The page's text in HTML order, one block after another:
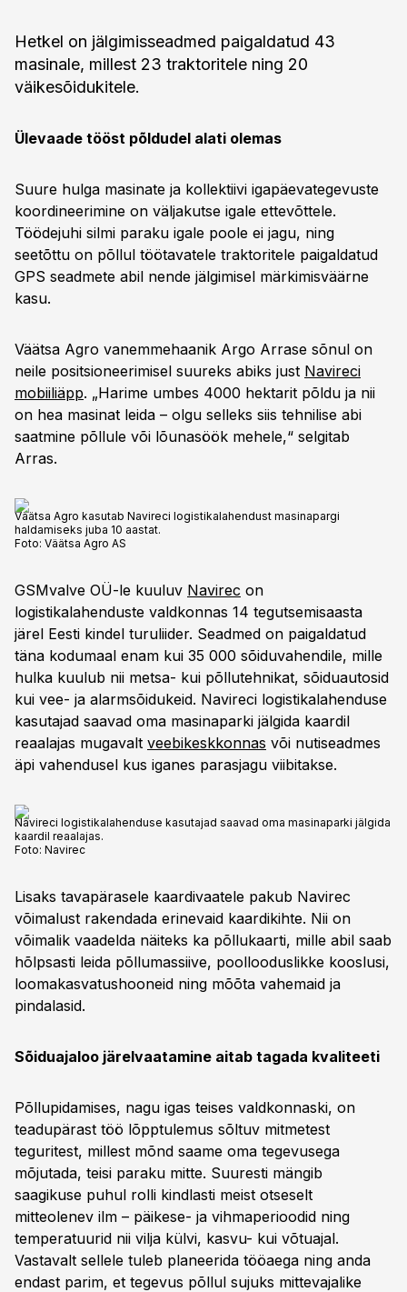
Hetkel on jälgimisseadmed paigaldatud 43
masinale, millest 23 traktoritele ning 20
väikesõidukitele.
Ülevaade tööst põldudel alati olemas
Suure hulga masinate ja kollektiivi igapäevategevuste
koordineerimine on väljakutse igale ettevõttele.
Töödejuhi silmi paraku igale poole ei jagu, ning
seetõttu on põllul töötavatele traktoritele paigaldatud
GPS seadmete abil nende jälgimisel märkimisväärne
kasu.
Väätsa Agro vanemmehaanik Argo Arrase sõnul on
neile positsioneerimisel suureks abiks just Navireci
mobiiliäpp. „Harime umbes 4000 hektarit põldu ja nii
on hea masinat leida – olgu selleks siis tehnilise abi
saatmine põllule või lõunasöök mehele,“ selgitab
Arras.
Väätsa Agro kasutab Navireci logistikalahendust masinapargi
haldamiseks juba 10 aastat.
Foto: Väätsa Agro AS
GSMvalve OÜ-le kuuluv Navirec on
logistikalahenduste valdkonnas 14 tegutsemisaasta
järel Eesti kindel turuliider. Seadmed on paigaldatud
täna kodumaal enam kui 35 000 sõiduvahendile, mille
hulka kuulub nii metsa- kui põllutehnikat, sõiduautosid
kui vee- ja alarmsõidukeid. Navireci logistikalahenduse
kasutajad saavad oma masinaparki jälgida kaardil
reaalajas mugavalt veebikeskkonnas või nutiseadmes
äpi vahendusel kus iganes parasjagu viibitakse.
Navireci logistikalahenduse kasutajad saavad oma masinaparki jälgida
kaardil reaalajas.
Foto: Navirec
Lisaks tavapärasele kaardivaatele pakub Navirec
võimalust rakendada erinevaid kaardikihte. Nii on
võimalik vaadelda näiteks ka põllukaarti, mille abil saab
hõlpsasti leida põllumassiive, poollooduslikke kooslusi,
loomakasvatushooneid ning mõõta vahemaid ja
pindalasid.
Sõiduajaloo järelvaatamine aitab tagada kvaliteeti
Põllupidamises, nagu igas teises valdkonnaski, on
teadupärast töö lõpptulemus sõltuv mitmetest
teguritest, millest mõnd saame oma tegevusega
mõjutada, teisi paraku mitte. Suuresti mängib
saagikuse puhul rolli kindlasti meist otseselt
mitteolenev ilm – päikese- ja vihmaperioodid ning
temperatuurid nii vilja külvi, kasvu- kui võtuajal.
Vastavalt sellele tuleb planeerida tööaega ning anda
endast parim, et tegevus põllul sujuks mittevajalike